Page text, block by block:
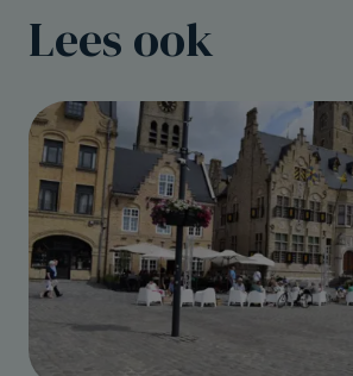
Lees ook